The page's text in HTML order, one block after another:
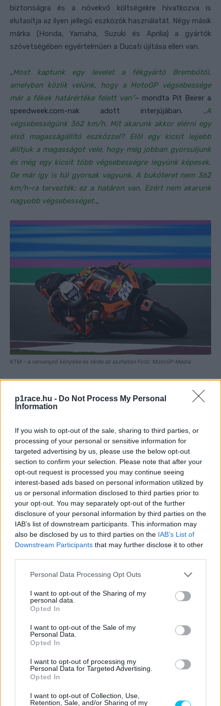
p1race.hu - Do Not Process My Personal
Information
If you wish to opt-out of the sale, sharing to third parties, or
processing of your personal or sensitive information for
targeted advertising by us, please use the below opt-out
section to confirm your selection. Please note that after your
opt-out request is processed you may continue seeing
interest-based ads based on personal information utilized by
us or personal information disclosed to third parties prior to
your opt-out. You may separately opt-out of the further
disclosure of your personal information by third parties on the
IAB’s list of downstream participants. This information may
also be disclosed by us to third parties on the IAB’s List of
Downstream Participants that may further disclose it to other
Please note that this website/app uses one or more Google
not limited to your visit or usage behaviour. You may click to
grant or deny consent to Google and its third-party tags to
use your data for below specified purposes in below Google
consent section.
Personal Data Processing Opt Outs
I want to opt-out of the Sharing of my
personal data.
Opted In
I want to opt-out of the Sale of my
Personal Data.
Opted In
I want to opt-out of processing my
Personal Data for Targeted Advertising.
Opted In
I want to opt-out of Collection, Use,
Retention, Sale, and/or Sharing of my
biztonságra és a növekvő költségekre hivatkozva is
elutasítja az ilyen jellegű eszközök használatát. Négy másik
márka (Honda, Yamaha, Suzuki és Aprilia) a gyártók
szövetségében egyértelműen a Ducati újítása ellen van.
„Most kaptunk egy levelet a fékgyártó Brembótól,
amelyben közlik velünk, hogy a MotoGP végsebessége
már a fékek határértéke felett van”– mondta Pit Beirer a
speedweek.com-nak adott interjújában. „A
végsebességünk 362 km/h. Mit akarunk akkor elérni egy
első magasságállító eszközzel? Elől egy kicsit lejjebb
állítjuk a magasságot vele, hogy még jobban gyorsuljunk
és még egy kicsit több végsebességre legyünk képesek.
De már így is túl gyorsak vagyunk. A bukóteret nem 362
km/h-ra tervezték; ez a határon van. Ezért nem akarunk
nagyobb végsebességet.„
KTM – a versenyző könyöke és térde az aszfalton Fotó: MotoGP Media
lehetőség van a kormányon”– tette hozzá Beirer.
„Eközben a MotoGP magas rangú technikusai a Forma-1-
képességeket illeti, egyetértek velük. Csakhogy az
autóversenyzőkkel ellentétben a MotoGP versenyzői a
kanyarokban a motorjuk mellett lógnak, miközben ezeket
a gombokat nyomkodják. Egy versenyautóban más a
vezetési dinamika, másképp tudsz alkalmazkodni az adott
helyzethez. Az autóversenyzésben a test egy stabil
helyzetben van.„
A tizenegy kezelőszerv az alábbi egy MotoGP versenykép
Első/hátsó startelektronika
Fékkar
A motor mapping vezérlés
kipörgésgátló vezérlés
motorfék vezérlés
nyomatékszabályozás vezérlés
Indításvezérlés